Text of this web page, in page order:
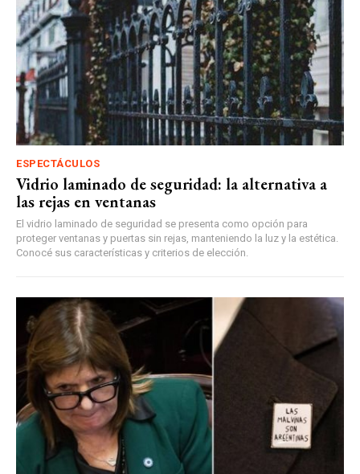
ESPECTÁCULOS
Vidrio laminado de seguridad: la alternativa a
las rejas en ventanas
El vidrio laminado de seguridad se presenta como opción para
proteger ventanas y puertas sin rejas, manteniendo la luz y la estética.
Conocé sus características y criterios de elección.